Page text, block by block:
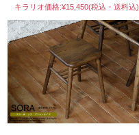
キラリオ価格:¥15,450(税込・送料込)